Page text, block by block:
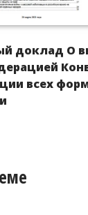
доклад О
всех